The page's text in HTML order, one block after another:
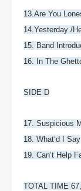
13.Are You
14.Yesterday /
15. Band
16. In The
SIDE D
17. Suspicious
18. What‘d I Say
19. Can’t Help
TOTAL TIME